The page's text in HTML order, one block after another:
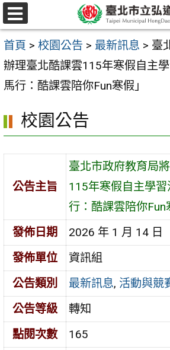
跳
至
主
要
內
區
選
單
首頁 > 校園公告 > 最新訊息 > 臺
辦理臺北酷課雲115年寒假自主
馬行：酷課雲陪你Fun寒假」
校園公告
公告主旨
臺北市政府教育局
115年寒假自主學
行：酷課雲陪你Fun
發佈日期
2026 年 1 月 14 日
發佈單位
資訊組
公告類別
最新訊息, 活動與競
公告等級
轉知
點閱次數
165